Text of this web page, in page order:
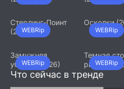
WEBRip
Стерлинг-Поинт
(2026)
WEBRip
Осколки
WEBRip
Замужняя
убийца (2026)
WEBRip
Темная
ринга
Что сейчас в тренде